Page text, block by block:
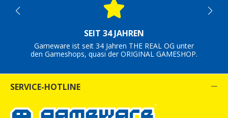
SEIT 34 JAHREN
Gameware ist seit 34 Jahren THE REAL OG unter
den Gameshops, quasi der ORIGINAL GAMESHOP.
SERVICE-HOTLINE